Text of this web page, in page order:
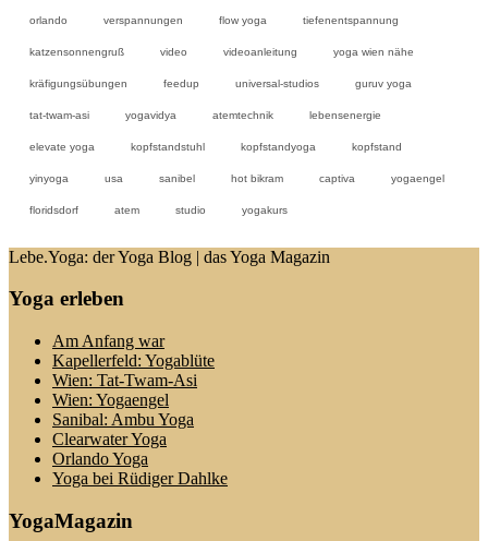
orlando verspannungen flow yoga tiefenentspannung
katzensonnengruß video videoanleitung yoga wien nähe
kräfigungsübungen feedup universal-studios guruv yoga
tat-twam-asi yogavidya atemtechnik lebensenergie
elevate yoga kopfstandstuhl kopfstandyoga kopfstand
yinyoga usa sanibel hot bikram captiva yogaengel
floridsdorf atem studio yogakurs
Lebe.Yoga: der Yoga Blog | das Yoga Magazin
Yoga erleben
Am Anfang war
Kapellerfeld: Yogablüte
Wien: Tat-Twam-Asi
Wien: Yogaengel
Sanibal: Ambu Yoga
Clearwater Yoga
Orlando Yoga
Yoga bei Rüdiger Dahlke
YogaMagazin